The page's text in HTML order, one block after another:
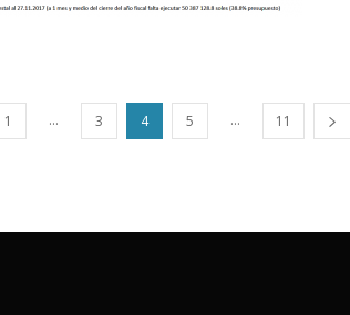
1 ... 3 4 5 ... 11